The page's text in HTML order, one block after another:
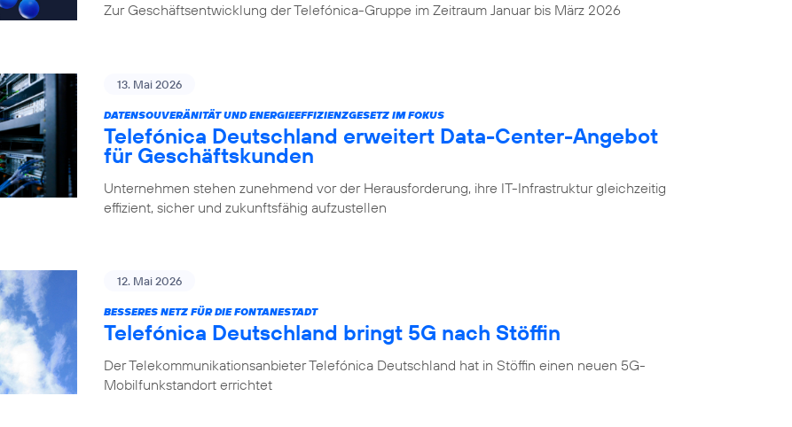
Zur Geschäftsentwicklung der Telefónica-Gruppe im Zeitraum Januar bis März 2026
13. Mai 2026
DATENSOUVERÄNITÄT UND ENERGIEEFFIZIENZGESETZ IM FOKUS
Telefónica Deutschland erweitert Data-Center-Angebot
für Geschäftskunden
Unternehmen stehen zunehmend vor der Herausforderung, ihre IT-Infrastruktur gleichzeitig
effizient, sicher und zukunftsfähig aufzustellen
12. Mai 2026
BESSERES NETZ FÜR DIE FONTANESTADT
Telefónica Deutschland bringt 5G nach Stöffin
Der Telekommunikationsanbieter Telefónica Deutschland hat in Stöffin einen neuen 5G-
Mobilfunkstandort errichtet